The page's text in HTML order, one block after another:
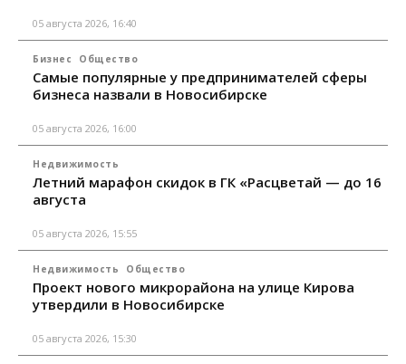
05 августа 2026, 16:40
Бизнес Общество
Самые популярные у предпринимателей сферы
бизнеса назвали в Новосибирске
05 августа 2026, 16:00
Недвижимость
Летний марафон скидок в ГК «Расцветай — до 16
августа
05 августа 2026, 15:55
Недвижимость Общество
Проект нового микрорайона на улице Кирова
утвердили в Новосибирске
05 августа 2026, 15:30